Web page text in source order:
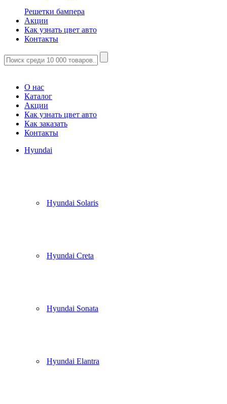
Решетки бампера
Акции
Как узнать цвет авто
Контакты
О нас
Каталог
Акции
Как узнать цвет авто
Как заказать
Контакты
Hyundai
Hyundai Solaris
Hyundai Creta
Hyundai Sonata
Hyundai Elantra